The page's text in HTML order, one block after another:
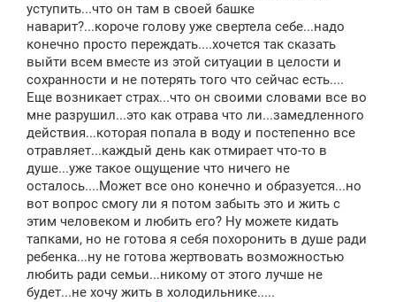
уступить...что он там в своей башке
наварит?...короче голову уже свертела себе...надо
конечно просто переждать....хочется так сказать
выйти всем вместе из этой ситуации в целости и
сохранности и не потерять того что сейчас есть....
Еще возникает страх...что он своими словами все во
мне разрушил...это как отрава что ли...замедленного
действия...которая попала в воду и постепенно все
отравляет...каждый день как отмирает что-то в
душе...уже такое ощущение что ничего не
осталось....Может все оно конечно и образуется...но
вот вопрос смогу ли я потом забыть это и жить с
этим человеком и любить его? Ну можете кидать
тапками, но не готова я себя похоронить в душе ради
ребенка...ну не готова жертвовать возможностью
любить ради семьи...никому от этого лучше не
будет...не хочу жить в холодильнике.....